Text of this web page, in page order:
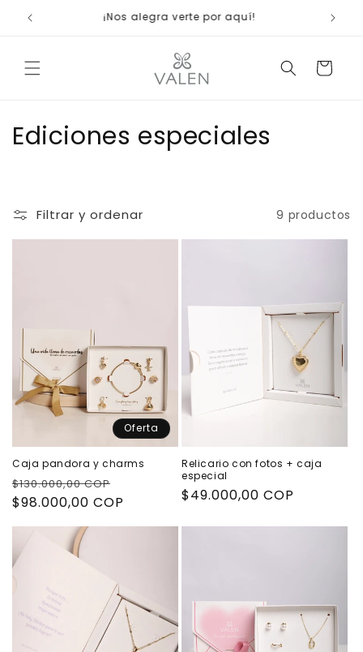
directamente
¡Nos alegra verte por aquí!
Carrito
C
e
ó
n
Ediciones especiales
Filtrar y ordenar 9 productos
Oferta
Caja pandora y charms
Precio
habitual
$130.000,00 COP
de
oferta
$98.000,00 COP
Relicario con fotos + caja
especial
Precio
$49.000,00 COP